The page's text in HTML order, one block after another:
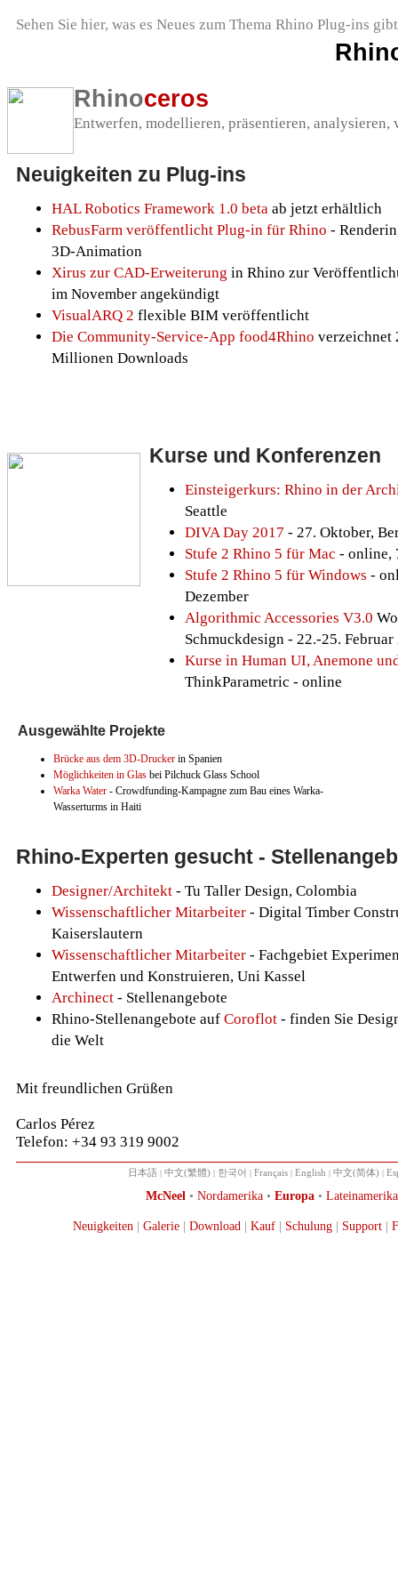
Sehen Sie hier, was es Neues zum Thema Rhino Plug-ins
Rhinoceros
Entwerfen, modellieren, präsentieren,
Neuigkeiten zu Plug-ins
HAL Robotics Framework 1.0 beta ab jetzt erhältlich
RebusFarm veröffentlicht Plug-in für Rhino -
3D-Animation
Xirus zur CAD-Erweiterung in Rhino zur
im November angekündigt
VisualARQ 2 flexible BIM veröffentlicht
Die Community-Service-App food4Rhino verzeichnet
Millionen Downloads
Kurse und Konferenzen
Einsteigerkurs: Rhino in der
Seattle
DIVA Day 2017 - 27. Oktober,
Stufe 2 Rhino 5 für Mac - online,
Stufe 2 Rhino 5 für Windows -
Dezember
Algorithmic Accessories V3.0
Schmuckdesign - 22.-25.
Kurse in Human UI, Anemone
ThinkParametric - online
Ausgewählte Projekte
Brücke aus dem 3D-Drucker in Spanien
Möglichkeiten in Glas bei Pilchuck Glass School
Warka Water - Crowdfunding-Kampagne zum Bau eines Warka-
Wasserturms in Haiti
Rhino-Experten gesucht -
Designer/Architekt - Tu Taller Design, Colombia
Wissenschaftlicher Mitarbeiter - Digital Timber
Kaiserslautern
Wissenschaftlicher Mitarbeiter - Fachgebiet
Entwerfen und Konstruieren, Uni Kassel
Archinect - Stellenangebote
Rhino-Stellenangebote auf Coroflot - finden Sie
die Welt
Mit freundlichen Grüßen
Carlos Pérez
Telefon: +34 93 319 9002
日本語| 中文(繁體) | 한국어 | Français| English | 中文(简体) |
McNeel • Nordamerika• Europa• Lateinamerika
Neuigkeiten | Galerie | Download | Kauf | Schulung | Support |